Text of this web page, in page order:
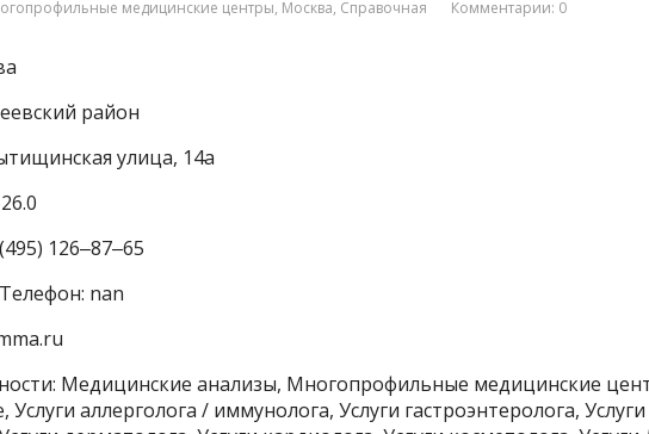
медицинские центры, Москва, Справочная Комментарии: 0
район
улица, 14а
126‒87‒65
nan
Медицинские анализы, Многопрофильные медицинские
Услуги аллерголога / иммунолога, Услуги гастроэнтеролога, Услуги